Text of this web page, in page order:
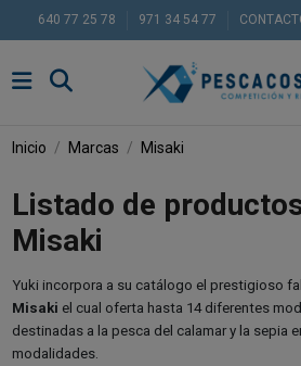
640 77 25 78 971 34 54 77
Inicio Marcas Misaki
Listado de
Misaki
Yuki incorpora a su catálogo el prestigioso
Misaki el cual oferta hasta 14 diferentes
destinadas a la pesca del calamar y la sepia
modalidades.